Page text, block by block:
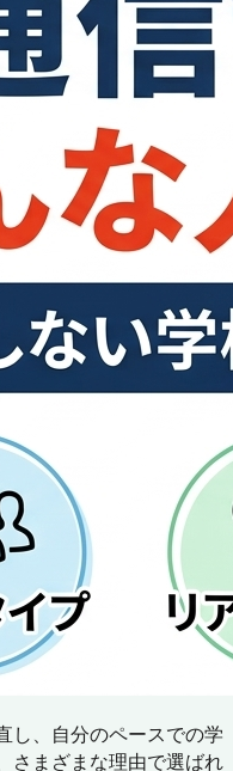
し、自分のペースでの学
さまざまな理由で選ばれ